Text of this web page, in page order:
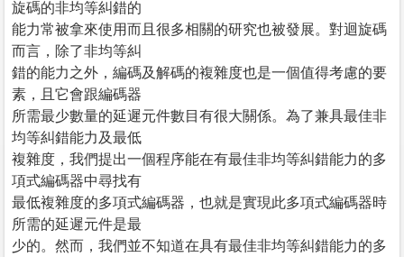
旋碼的非均等糾錯的
能力常被拿來使用而且很多相關的研究也被發展。對迴旋碼
而言，除了非均等糾
錯的能力之外，編碼及解碼的複雜度也是一個值得考慮的要
素，且它會跟編碼器
所需最少數量的延遲元件數目有很大關係。為了兼具最佳非
均等糾錯能力及最低
複雜度，我們提出一個程序能在有最佳非均等糾錯能力的多
項式編碼器中尋找有
最低複雜度的多項式編碼器，也就是實現此多項式編碼器時
所需的延遲元件是最
少的。然而，我們並不知道在具有最佳非均等糾錯能力的多